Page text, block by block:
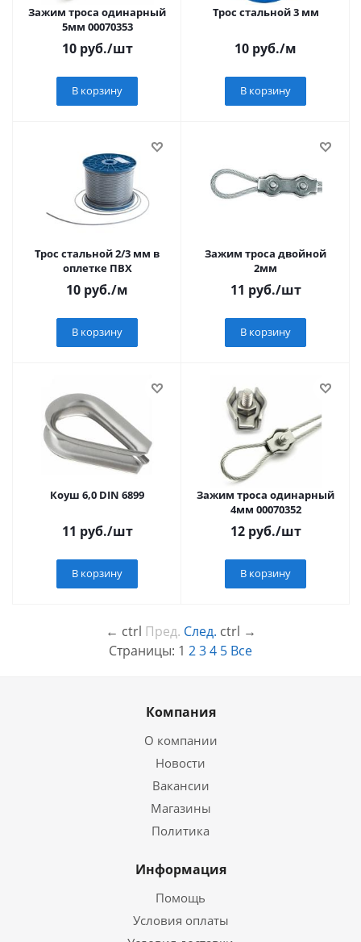
Зажим троса одинарный
5мм 00070353
10руб./шт
В корзину
Трос стальной 3 мм
10 руб./м
В корзину
Трос стальной 2/3 мм в
оплетке ПВХ
10 руб./м
В корзину
Зажим троса двойной
2мм
11 руб./шт
В корзину
Коуш 6,0 DIN 6899
11 руб./шт
В корзину
Зажим троса одинарный
4мм 00070352
12руб./шт
В корзину
← ctrl Пред. След. ctrl →
Страницы: 1 234 5 Все
Компания
О компании
Новости
Вакансии
Магазины
Политика
Информация
Помощь
Условия оплаты